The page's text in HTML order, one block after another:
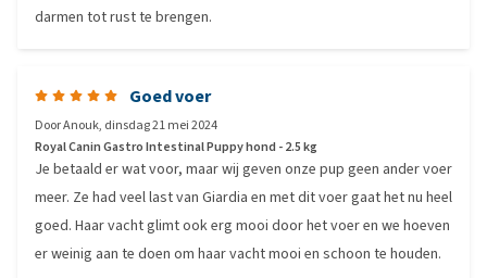
darmen tot rust te brengen.
Goed voer
DoorAnouk, dinsdag 21 mei 2024
Royal Canin Gastro Intestinal Puppy hond - 2.5 kg
Je betaald er wat voor, maar wij geven onze pup geen ander voer
meer. Ze had veel last van Giardia en met dit voer gaat het nu heel
goed. Haar vacht glimt ook erg mooi door het voer en we hoeven
er weinig aan te doen om haar vacht mooi en schoon te houden.